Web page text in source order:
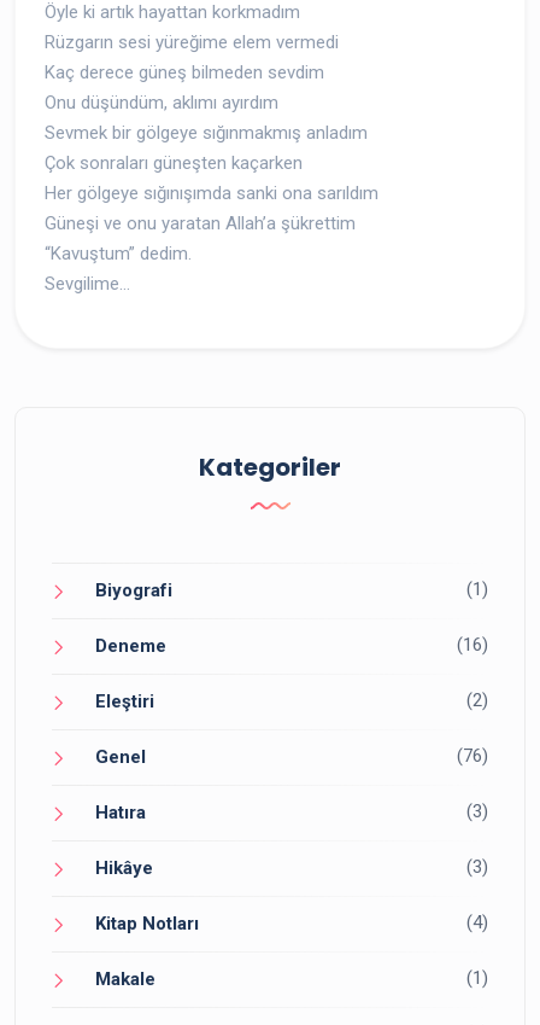
Öyle ki artık hayattan korkmadım
Rüzgarın sesi yüreğime elem vermedi
Kaç derece güneş bilmeden sevdim
Onu düşündüm, aklımı ayırdım
Sevmek bir gölgeye sığınmakmış anladım
Çok sonraları güneşten kaçarken
Her gölgeye sığınışımda sanki ona sarıldım
Güneşi ve onu yaratan Allah’a şükrettim
“Kavuştum” dedim.
Sevgilime…
Kategoriler
Biyografi (1)
Deneme (16)
Eleştiri (2)
Genel (76)
Hatıra (3)
Hikâye (3)
Kitap Notları (4)
Makale (1)